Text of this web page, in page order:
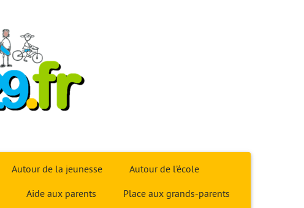
Autour de la jeunesse Autour de l’école
Aide aux parents Place aux grands-parents